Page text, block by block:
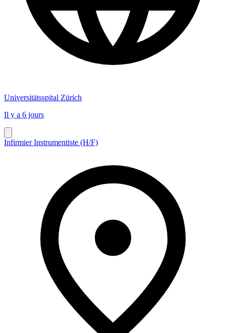
Universitätsspital Zürich
Il y a 6 jours
Infirmier Instrumentiste (H/F)